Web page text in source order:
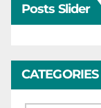
Posts Slider
CATEGORIES